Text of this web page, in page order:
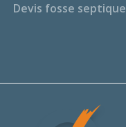
Devis fosse septique